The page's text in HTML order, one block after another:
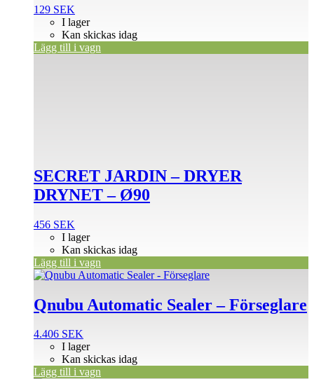
129 SEK
I lager
Kan skickas idag
Lägg till i vagn
SECRET JARDIN – DRYER
DRYNET – Ø90
456 SEK
I lager
Kan skickas idag
Lägg till i vagn
Qnubu Automatic Sealer – Förseglare
4.406 SEK
I lager
Kan skickas idag
Lägg till i vagn